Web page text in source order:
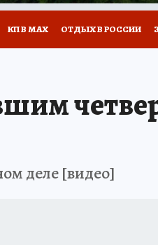
КП В МАХ ОТДЫХ В РОССИИ
деле [видео]